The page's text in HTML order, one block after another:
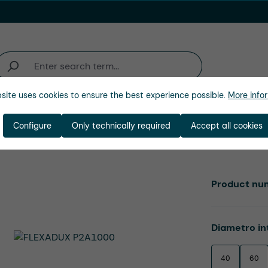
Select
Diametro
40 60
Product
uses cookies to ensure the best experience possible. More
Only technically required
Configure Accept all cookies